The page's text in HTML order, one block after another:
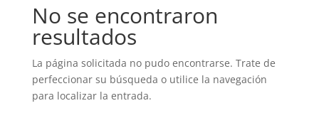
No se encontraron
resultados
La página solicitada no pudo encontrarse. Trate de
perfeccionar su búsqueda o utilice la navegación
para localizar la entrada.